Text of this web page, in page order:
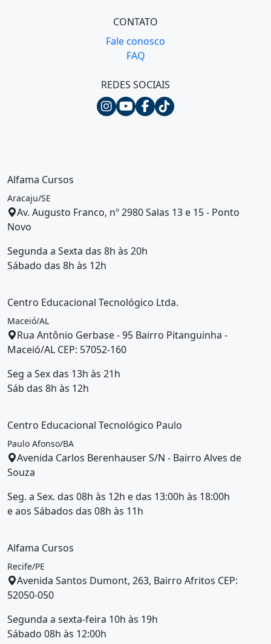
CONTATO
Fale conosco
FAQ
REDES SOCIAIS
Alfama Cursos
Aracaju/SE
Av. Augusto Franco, nº 2980 Salas 13 e 15 - Ponto
Novo
Segunda a Sexta das 8h às 20h
Sábado das 8h às 12h
Centro Educacional Tecnológico Ltda.
Maceió/AL
Rua Antônio Gerbase - 95 Bairro Pitanguinha -
Maceió/AL CEP: 57052-160
Seg a Sex das 13h às 21h
Sáb das 8h às 12h
Centro Educacional Tecnológico Paulo
Paulo Afonso/BA
Avenida Carlos Berenhauser S/N - Bairro Alves de
Souza
Seg. a Sex. das 08h às 12h e das 13:00h às 18:00h
e aos Sábados das 08h às 11h
Alfama Cursos
Recife/PE
Avenida Santos Dumont, 263, Bairro Afritos CEP:
52050-050
Segunda a sexta-feira 10h às 19h
Sábado 08h às 12:00h